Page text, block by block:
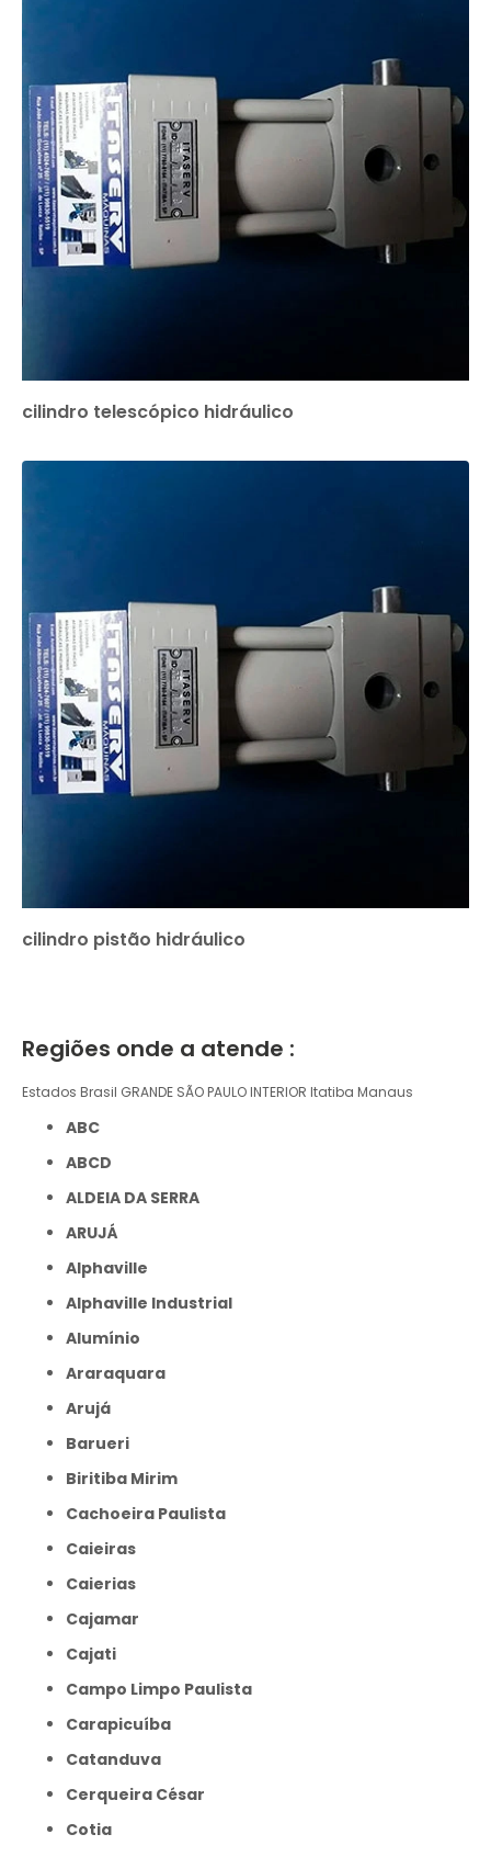
cilindro telescópico hidráulico
cilindro pistão hidráulico
Regiões onde a atende :
Estados Brasil GRANDE SÃO PAULO INTERIOR Itatiba Manaus
ABC
ABCD
ALDEIA DA SERRA
ARUJÁ
Alphaville
Alphaville Industrial
Alumínio
Araraquara
Arujá
Barueri
Biritiba Mirim
Cachoeira Paulista
Caieiras
Caierias
Cajamar
Cajati
Campo Limpo Paulista
Carapicuíba
Catanduva
Cerqueira César
Cotia